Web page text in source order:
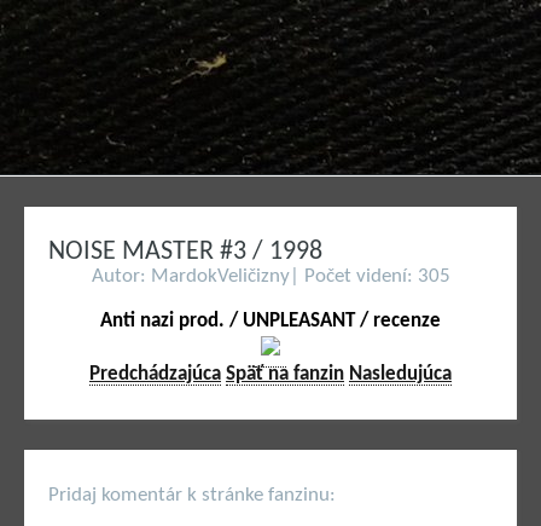
NOISE MASTER #3 / 1998
Autor: MardokVeličizny| Počet videní: 305
Anti nazi prod. / UNPLEASANT / recenze
Predchádzajúca Späť na fanzin Nasledujúca
Pridaj komentár k stránke fanzinu: